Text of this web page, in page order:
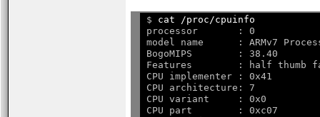
$ cat /proc/cpuinfo
processor       : 0
model name      : ARMv7
BogoMIPS        : 38.40
Features        : half thumb
CPU implementer : 0x41
CPU architecture: 7
CPU variant     : 0x0
CPU part        : 0xc07